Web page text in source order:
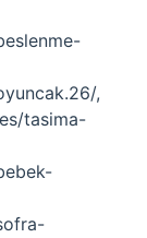
,
tasima-